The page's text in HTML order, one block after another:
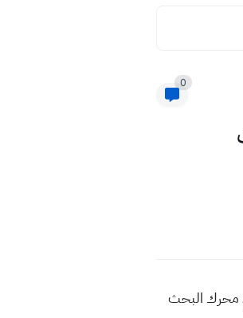
0
في محرك البحث